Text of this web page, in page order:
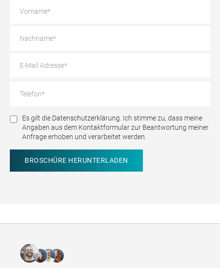
Es gilt die Datenschutzerklärung. Ich stimme zu, dass meine
Angaben aus dem Kontaktformular zur Beantwortung meiner
Anfrage erhoben und verarbeitet werden.